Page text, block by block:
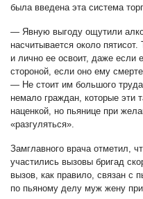
была введена эта система
— Явную выгоду ощутили
насчитывается около
и лично ее освоит, даже если
стороной, если оно ему
— Не стоит им большого
немало граждан, которые эти
наценкой, но пьянице при
«разгуляться».
Замглавного врача отметил,
участились вызовы бригад
вызов, как правило, связан с
по пьяному делу муж жену